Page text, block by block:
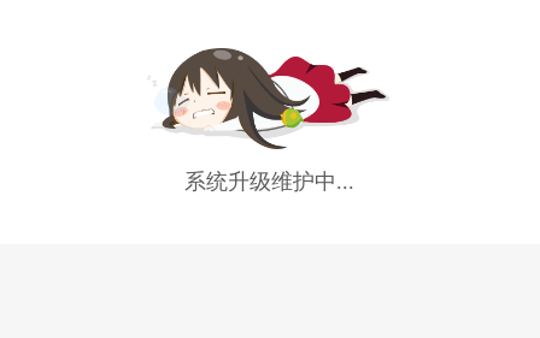
系统升级维护中...